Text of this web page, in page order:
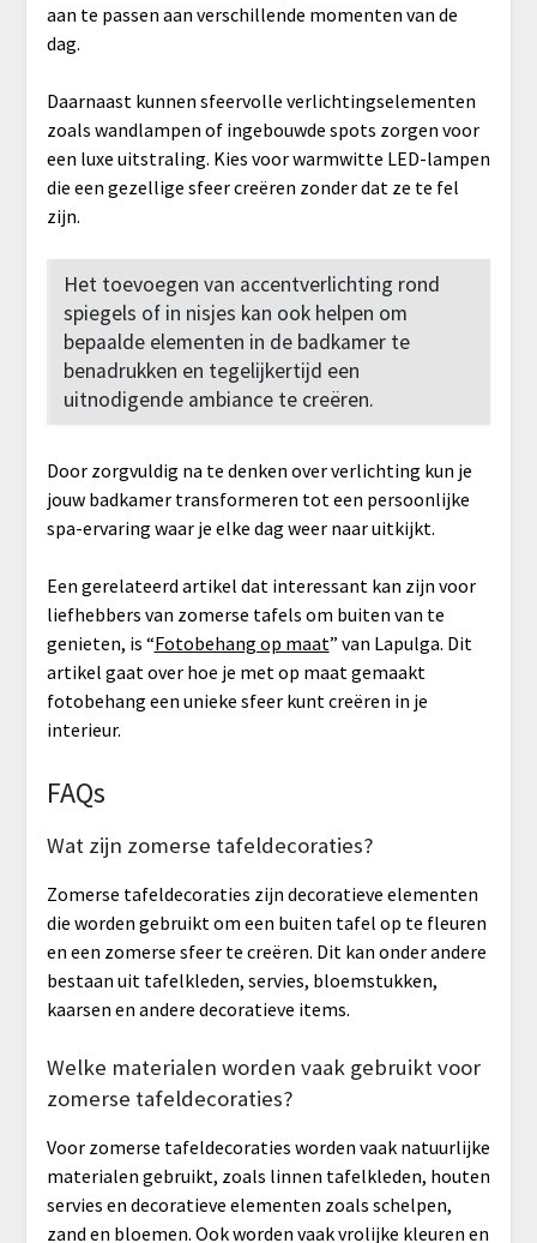
aan te passen aan verschillende momenten van de
dag.
Daarnaast kunnen sfeervolle verlichtingselementen
zoals wandlampen of ingebouwde spots zorgen voor
een luxe uitstraling. Kies voor warmwitte LED-lampen
die een gezellige sfeer creëren zonder dat ze te fel
zijn.
Het toevoegen van accentverlichting rond
spiegels of in nisjes kan ook helpen om
bepaalde elementen in de badkamer te
benadrukken en tegelijkertijd een
uitnodigende ambiance te creëren.
Door zorgvuldig na te denken over verlichting kun je
jouw badkamer transformeren tot een persoonlijke
spa-ervaring waar je elke dag weer naar uitkijkt.
Een gerelateerd artikel dat interessant kan zijn voor
liefhebbers van zomerse tafels om buiten van te
genieten, is “Fotobehang op maat” van Lapulga. Dit
artikel gaat over hoe je met op maat gemaakt
fotobehang een unieke sfeer kunt creëren in je
interieur.
FAQs
Wat zijn zomerse tafeldecoraties?
Zomerse tafeldecoraties zijn decoratieve elementen
die worden gebruikt om een buiten tafel op te fleuren
en een zomerse sfeer te creëren. Dit kan onder andere
bestaan uit tafelkleden, servies, bloemstukken,
kaarsen en andere decoratieve items.
Welke materialen worden vaak gebruikt voor
zomerse tafeldecoraties?
Voor zomerse tafeldecoraties worden vaak natuurlijke
materialen gebruikt, zoals linnen tafelkleden, houten
servies en decoratieve elementen zoals schelpen,
zand en bloemen. Ook worden vaak vrolijke kleuren en